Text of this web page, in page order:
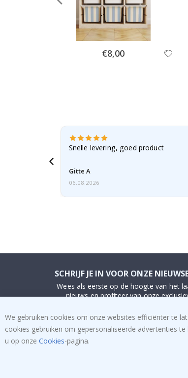
Special
Price
€8,00
Snelle levering, goed product
Gitte A
06.08.2026
SCHRIJF JE IN VOOR ONZE
Wees als eerste op de hoogte van het
nieuws en profiteer van onze
We gebruiken cookies om onze websites efficiënter te
cookies gebruiken om gepersonaliseerde advertenties
u op onze Cookies-pagina.